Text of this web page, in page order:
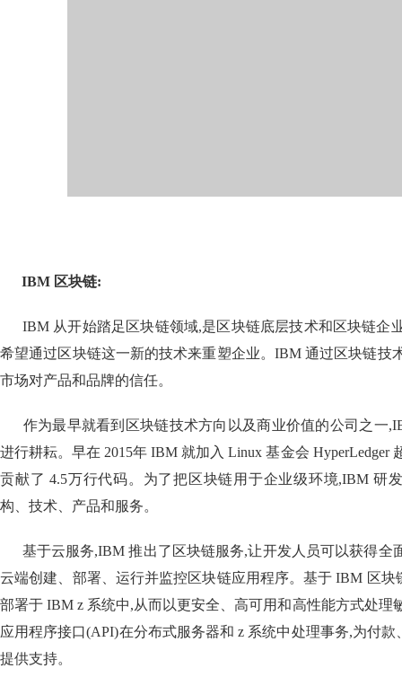
IBM 区块链:
IBM 从开始踏足区块链领域,是区块链底层技术和区块链企
希望通过区块链这一新的技术来重塑企业。IBM 通过区块链技
市场对产品和品牌的信任。
作为最早就看到区块链技术方向以及商业价值的公司之一
进行耕耘。早在 2015年 IBM 就加入 Linux 基金会 HyperLedger
贡献了 4.5万行代码。为了把区块链用于企业级环境,IBM 研
构、技术、产品和服务。
基于云服务,IBM 推出了区块链服务,让开发人员可以获得全
云端创建、部署、运行并监控区块链应用程序。基于 IBM 区
部署于 IBM z 系统中,从而以更安全、高可用和高性能方式处理
应用程序接口(API)在分布式服务器和 z 系统中处理事务,为付
提供支持。